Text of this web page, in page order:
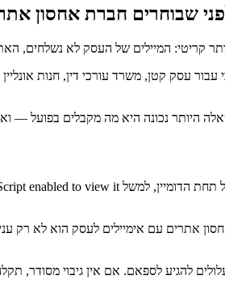
שבוחרים חברת אחסון
קריטי: המיילים של העסק לא נשלחים,
עבור עסק קטן, משרד עורכי דין, חנות
היותר נכונה היא מה מקבלים בפועל —
תחת הדומיין, למשל enabled to view it.
אתרים עם אימיילים לעסק הוא לא
להגיע לספאם. אם אין גיבוי מסודר,